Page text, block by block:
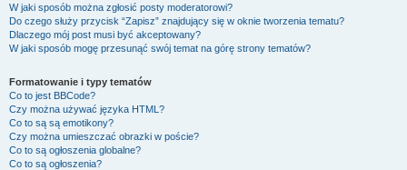
W jaki sposób można zgłosić posty moderatorowi?
Do czego służy przycisk “Zapisz” znajdujący się w oknie tworzenia tematu?
Dlaczego mój post musi być akceptowany?
W jaki sposób mogę przesunąć swój temat na górę strony tematów?
Formatowanie i typy tematów
Co to jest BBCode?
Czy można używać języka HTML?
Co to są są emotikony?
Czy można umieszczać obrazki w poście?
Co to są ogłoszenia globalne?
Co to są ogłoszenia?